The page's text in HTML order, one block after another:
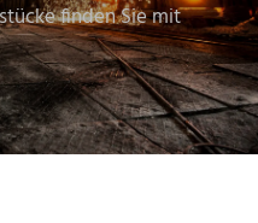
finden Sie mit